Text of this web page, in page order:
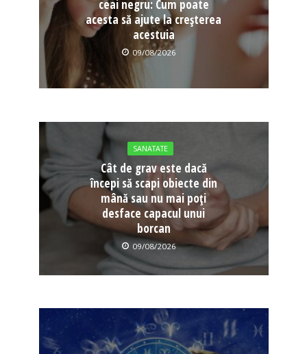
ceai negru: Cum poate
acesta să ajute la creșterea
acestuia
09/08/2026
SANATATE
Cât de grav este dacă
începi să scapi obiecte din
mână sau nu mai poți
desface capacul unui
borcan
09/08/2026